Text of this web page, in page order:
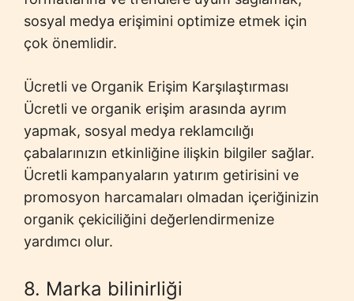
sosyal medya erişimini optimize etmek için
çok önemlidir.
Ücretli ve Organik Erişim Karşılaştırması
Ücretli ve organik erişim arasında ayrım
yapmak, sosyal medya reklamcılığı
çabalarınızın etkinliğine ilişkin bilgiler sağlar.
Ücretli kampanyaların yatırım getirisini ve
promosyon harcamaları olmadan içeriğinizin
organik çekiciliğini değerlendirmenize
yardımcı olur.
8. Marka bilinirliği